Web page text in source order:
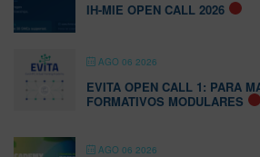
IH-MIE OPEN CALL 2026
AGO 06 2026
EVITA OPEN CALL 1: PARA
FORMATIVOS MODULARES
AGO 06 2026